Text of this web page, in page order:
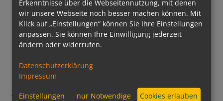
Regent Seven Seas Cruises® hebt Pâtisserie auf
neues Level
Grüner Kurs auf See: Mein Schiff InTUItion-Klasse
erweitert die Nutzung alternativer Kraftstoffe um
Ein neuer Meilenstein der Luxusschifffahrt:
EXPLORA III feierlich getauft und bereit für die
Erkenntnisse über die Webseitennutzung, mit denen
wir unsere Webseite noch besser machen können. Mit
Klick auf „Einstellungen“ können Sie Ihre Einstellungen
anpassen. Sie können Ihre Einwilligung jederzeit
ändern oder widerrufen.
Datenschutzerklärung
Impressum
Einstellungen nur Notwendige Cookies erlauben